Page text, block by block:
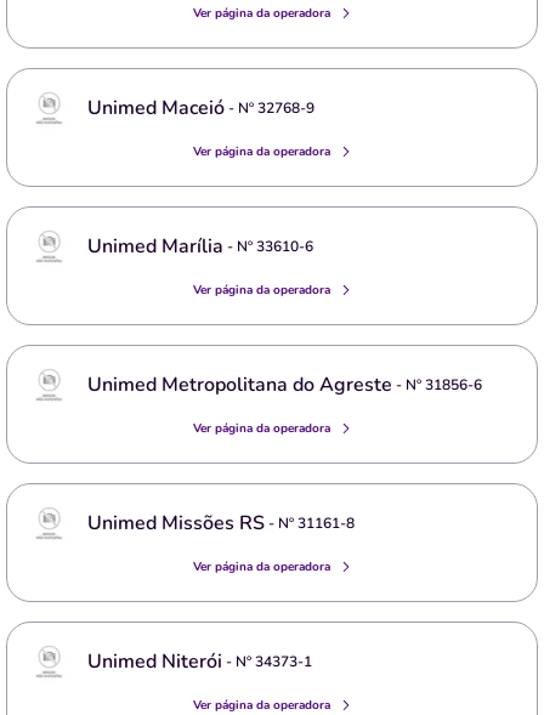
Ver página da operadora
Unimed Maceió- Nº32768-9
Ver página da operadora
Unimed Marília - Nº33610-6
Ver página da operadora
Unimed Metropolitana do Agreste - Nº31856-6
Ver página da operadora
Unimed Missões RS- Nº31161-8
Ver página da operadora
Unimed Niterói - Nº34373-1
Ver página da operadora